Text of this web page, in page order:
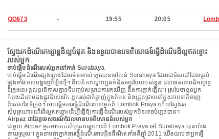
QG673 - 19:55 20:05
ស្វែងរកដំណើរកម្សាន្តដ៏ល្អបំផុត និងទទួលបានបទពិសោធន៍ធ្វើដំណើរដ៏ល្អឥតខ្ចោះ
របស់អ្នក
ចាប់ផ្តើមដំណើររបស់អ្នកទៅកាន់ Surabaya
ចាប់ផ្តើមដំណើរផ្សងព្រេងដែលមិនអាចបំភ្លេចបានទៅកាន់ Surabaya ដែលជាទិសដៅដែលគ្រប់
ជ្រុងទាំងអស់បង្ហាញពីរឿងថ្មី។ ពីបេតិកភណ្ឌវប្បធម៌ដ៏សម្បូរបែបរបស់ខ្លួន ដល់ទេសភាពដ៏អស្ចារ្យ
ទីក្រុងនេះផ្តល់នូវឱកាសគ្មានទីបញ្ចប់សម្រាប់ការរកឃើញ និងការភ្ញាក់ផ្អើល។ ស្រមៃថាខ្លួនអ្នក
កំពុងដើរតាមដងផ្លូវដ៏រស់រវើក ភ្លក់រស់ជាតិឆ្ងាញ់ក្នុងតំបន់ និងជ្រួតជ្រាបនៅក្នុងភាពទាក់ទាញ
ពិសេសនៃទីក្រុង។ ចាប់ផ្តើមការធ្វើដំណើររបស់អ្នកពី Lombok Praya ហើយស្វែងរក
សំបុត្រហោះហើរដ៏ល្អឥតខ្ចោះដើម្បីធ្វើឱ្យការធ្វើដំណើររបស់អ្នកមិនអាចបំភ្លេចបាន។
Airpaz ជាដៃគូទេសចរណ៍ដែលមានបទពិសោធន៍របស់អ្នក
ជាមួយ Airpaz អ្នកអាចកក់សំបុត្រយន្តហោះពី Lombok Praya ទៅ Surabaya បានយ៉ាង
ងាយស្រួល។ ក្នុងនាមជាភ្នាក់ងារធ្វើដំណើរតាមអ៊ីនធឺណិតតាំងពីឆ្នាំ 2011 យើងយល់ថាអ្នកធ្វើ